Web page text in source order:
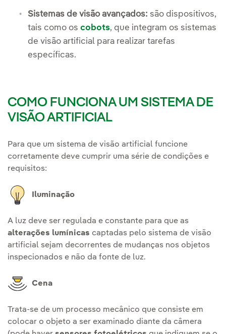
Sistemas de visão avançados: são dispositivos,
tais como os cobots, que integram os sistemas
de visão artificial para realizar tarefas
específicas.
COMO FUNCIONA UM SISTEMA DE
VISÃO ARTIFICIAL
Para que um sistema de visão artificial funcione
corretamente deve cumprir uma série de condições e
requisitos:
Iluminação
A luz deve ser regulada e constante para que as
alterações lumínicas captadas pelo sistema de visão
artificial sejam decorrentes de mudanças nos objetos
inspecionados e não da fonte de luz.
Cena
Trata-se de um processo mecânico que consiste em
colocar o objeto a ser examinado diante da câmera